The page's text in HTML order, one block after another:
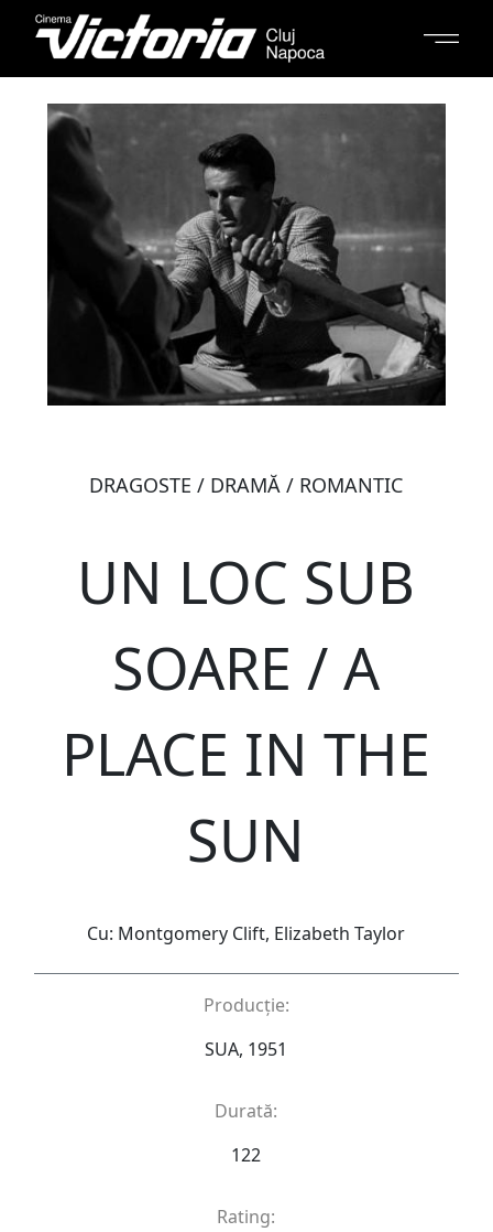
DRAGOSTE / DRAMĂ / ROMANTIC
UN LOC SUB
SOARE / A
PLACE IN THE
SUN
Cu: Montgomery Clift, Elizabeth Taylor
Producție:
SUA, 1951
Durată:
122
Rating: